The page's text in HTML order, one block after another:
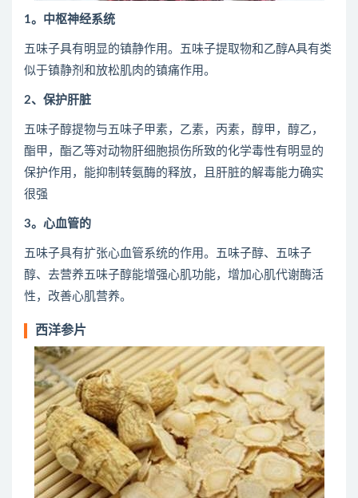
1。中枢神经系统
五味子具有明显的镇静作用。五味子提取物和乙醇A具有类
似于镇静剂和放松肌肉的镇痛作用。
2、保护肝脏
五味子醇提物与五味子甲素，乙素，丙素，醇甲，醇乙，
酯甲，酯乙等对动物肝细胞损伤所致的化学毒性有明显的
保护作用，能抑制转氨酶的释放，且肝脏的解毒能力确实
很强
3。心血管的
五味子具有扩张心血管系统的作用。五味子醇、五味子
醇、去营养五味子醇能增强心肌功能，增加心肌代谢酶活
性，改善心肌营养。
西洋参片